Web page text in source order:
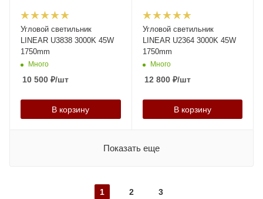
Угловой светильник
LINEAR U3838 3000K 45W
1750mm
Много
10 500 ₽/шт
В корзину
Угловой светильник
LINEAR U2364 3000K 45W
1750mm
Много
12 800₽/шт
В корзину
Показать еще
1 2 3